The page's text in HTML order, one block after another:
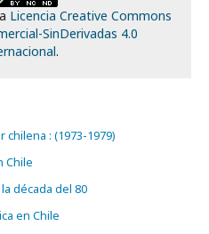
Licencia Creative Commons
SinDerivadas 4.0
.
: (1973-1979)
Chile
década del 80
en Chile